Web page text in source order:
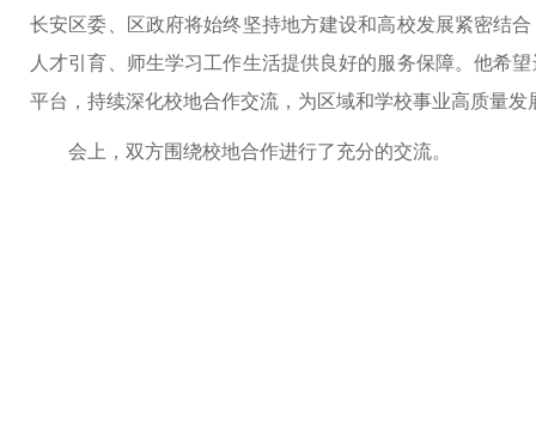
长安区委、区政府将始终坚持地方建设和高校发展紧密结
人才引育、师生学习工作生活提供良好的服务保障。他希
平台，持续深化校地合作交流，为区域和学校事业高质量发
会上，双方围绕校地合作进行了充分的交流。